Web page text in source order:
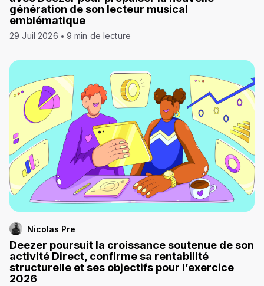
génération de son lecteur musical
emblématique
29 Juil 2026 9 min de lecture
Nicolas Pre
Deezer poursuit la croissance soutenue de son
activité Direct, confirme sa rentabilité
structurelle et ses objectifs pour l’exercice
2026